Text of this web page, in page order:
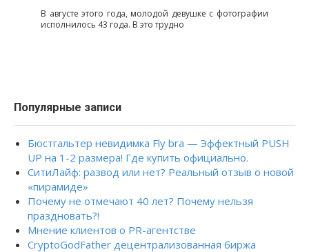
В августе этого года, молодой девушке с фотографии
исполнилось 43 года. В это трудно
Популярные записи
Бюстгальтер невидимка Fly bra — Эффектный PUSH
UP на 1-2 размера! Где купить официально.
СитиЛайф: развод или нет? Реальный отзыв о новой
«пирамиде»
Почему не отмечают 40 лет? Почему нельзя
праздновать?!
Мнение клиентов о PR-агентстве
CryptoGodFather децентрализованная биржа